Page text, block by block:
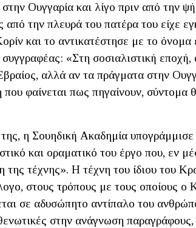
Ουγγαρία και λίγο πριν από την
την πλευρά του πατέρα του είχε
και το αντικατέστησε με το όνομα
«Στη σοσιαλιστική εποχή,
αλλά αν τα πράγματα στην
φαίνεται πως πηγαίνουν, σύντομα
η Σουηδική Ακαδημία
και οραματικό του έργο που, εν
της τέχνης». Η τέχνη του ίδιου του
στους τρόπους με τους οποίους ο
σε αδυσώπητο αντίπαλο του
στην ανάγνωση παραγράφους,